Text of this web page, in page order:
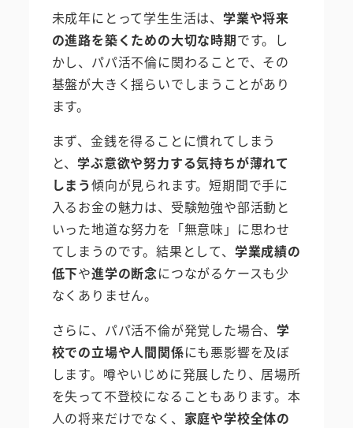
未成年にとって学生生活は、 学業や将来
の進路を築くための大切な時期です。し
かし、パパ活不倫に関わることで、その
基盤が大きく揺らいでしまうことがあり
ます。
まず、金銭を得ることに慣れてしまう
と、 学ぶ意欲や努力する気持ちが薄れて
しまう傾向が見られます。短期間で手に
入るお金の魅力は、受験勉強や部活動と
いった地道な努力を「無意味」に思わせ
てしまうのです。結果として、 学業成績の
低下や進学の断念につながるケースも少
なくありません。
さらに、パパ活不倫が発覚した場合、 学
校での立場や人間関係にも悪影響を及ぼ
します。噂やいじめに発展したり、居場所
を失って不登校になることもあります。本
人の将来だけでなく、 家庭や学校全体の